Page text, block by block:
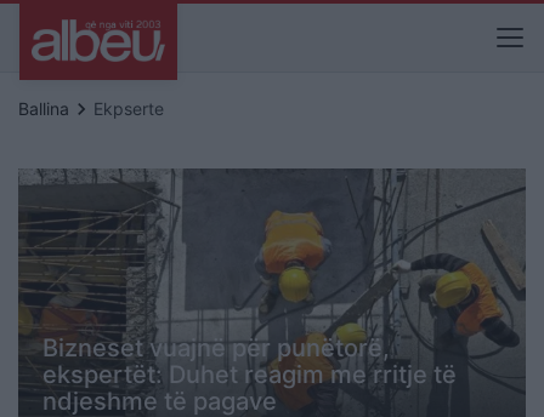
Ballina keyboard_arrow_right Ekpserte
Bizneset vuajnë për punëtorë,
ekspertët: Duhet reagim me rritje të
ndjeshme të pagave